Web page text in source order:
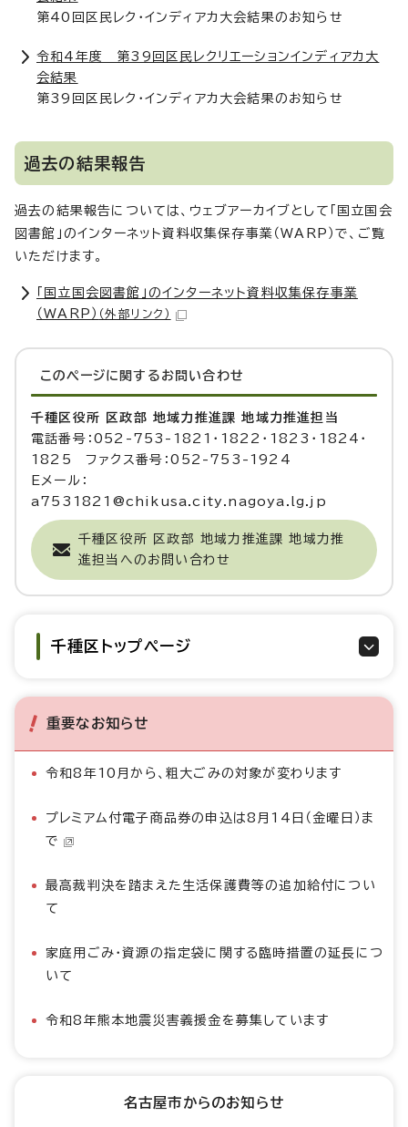
第40回区民レク・インディアカ大会結果のお知らせ
令和4年度 第39回区民レクリエーションインディアカ大
会結果
第39回区民レク・インディアカ大会結果のお知らせ
過去の結果報告
過去の結果報告については、ウェブアーカイブとして「国立国会
図書館」のインターネット資料収集保存事業（WARP）で、ご覧
いただけます。
「国立国会図書館」のインターネット資料収集保存事業
（WARP） （外部リンク）
このページに関する お問い合わせ
千種区役所 区政部 地域力推進課 地域力推進担当
電話番号：052-753-1821・1822・1823・1824・
1825 ファクス番号：052-753-1924
Eメール：
a7531821@chikusa.city.nagoya.lg.jp
千種区役所 区政部 地域力推進課 地域力推
進担当へのお問い合わせ
千種区トップページ
重要なお知らせ
令和8年10月から、粗大ごみの対象が変わります
プレミアム付電子商品券の申込は8月14日（金曜日）ま
で
最高裁判決を踏まえた生活保護費等の追加給付につい
て
家庭用ごみ・資源の指定袋に関する臨時措置の延長につ
いて
令和8年熊本地震災害義援金を募集しています
名古屋市からのお知らせ